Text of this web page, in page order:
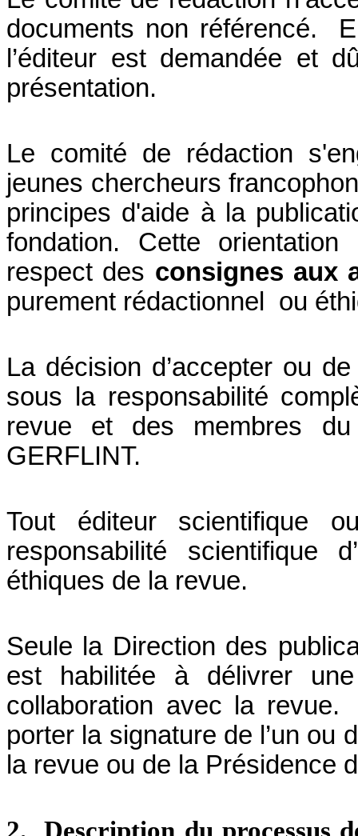
documents non référencé.
l’éditeur est demandée et
présentation.
Le comité de rédaction
jeunes chercheurs
principes d'aide à la
fondation. Cette
respect des consignes aux
purement rédactionnel ou
La décision d’accepter ou
sous la responsabilité
revue et des membres
GERFLINT.
Tout éditeur scientifique
responsabilité scientifique
éthiques de la revue.
Seule la Direction des
est habilitée à délivrer
collaboration avec la revue.
porter la signature de l’un ou
la revue ou de la Présidence